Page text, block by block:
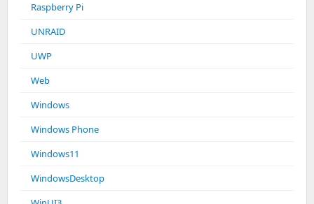
Raspberry Pi
UNRAID
UWP
Web
Windows
Windows Phone
Windows11
WindowsDesktop